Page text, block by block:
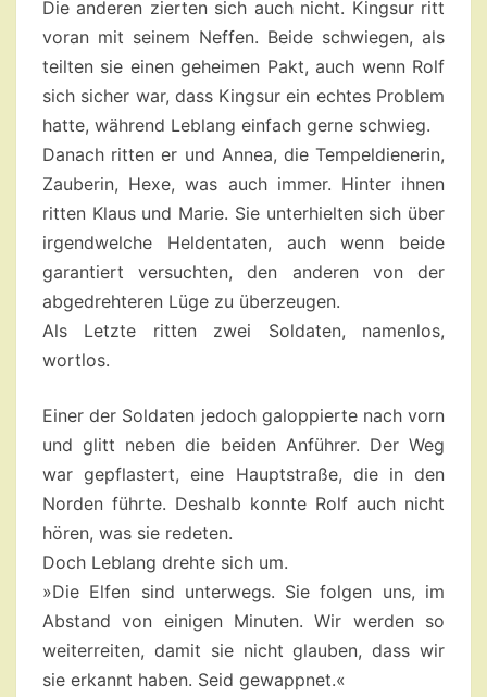
Die anderen zierten sich auch nicht. Kingsur ritt
voran mit seinem Neffen. Beide schwiegen, als
teilten sie einen geheimen Pakt, auch wenn Rolf
sich sicher war, dass Kingsur ein echtes Problem
hatte, während Leblang einfach gerne schwieg.
Danach ritten er und Annea, die Tempeldienerin,
Zauberin, Hexe, was auch immer. Hinter ihnen
ritten Klaus und Marie. Sie unterhielten sich über
irgendwelche Heldentaten, auch wenn beide
garantiert versuchten, den anderen von der
abgedrehteren Lüge zu überzeugen.
Als Letzte ritten zwei Soldaten, namenlos,
wortlos.
Einer der Soldaten jedoch galoppierte nach vorn
und glitt neben die beiden Anführer. Der Weg
war gepflastert, eine Hauptstraße, die in den
Norden führte. Deshalb konnte Rolf auch nicht
hören, was sie redeten.
Doch Leblang drehte sich um.
»Die Elfen sind unterwegs. Sie folgen uns, im
Abstand von einigen Minuten. Wir werden so
weiterreiten, damit sie nicht glauben, dass wir
sie erkannt haben. Seid gewappnet.«